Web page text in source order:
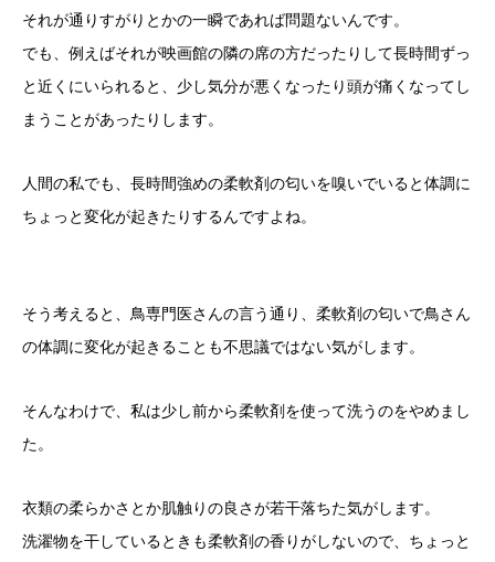
それが通りすがりとかの一瞬であれば問題ないんです。
でも、例えばそれが映画館の隣の席の方だったりして長時間ずっ
と近くにいられると、少し気分が悪くなったり頭が痛くなってし
まうことがあったりします。
人間の私でも、長時間強めの柔軟剤の匂いを嗅いでいると体調に
ちょっと変化が起きたりするんですよね。
そう考えると、鳥専門医さんの言う通り、柔軟剤の匂いで鳥さん
の体調に変化が起きることも不思議ではない気がします。
そんなわけで、私は少し前から柔軟剤を使って洗うのをやめまし
た。
衣類の柔らかさとか肌触りの良さが若干落ちた気がします。
洗濯物を干しているときも柔軟剤の香りがしないので、ちょっと